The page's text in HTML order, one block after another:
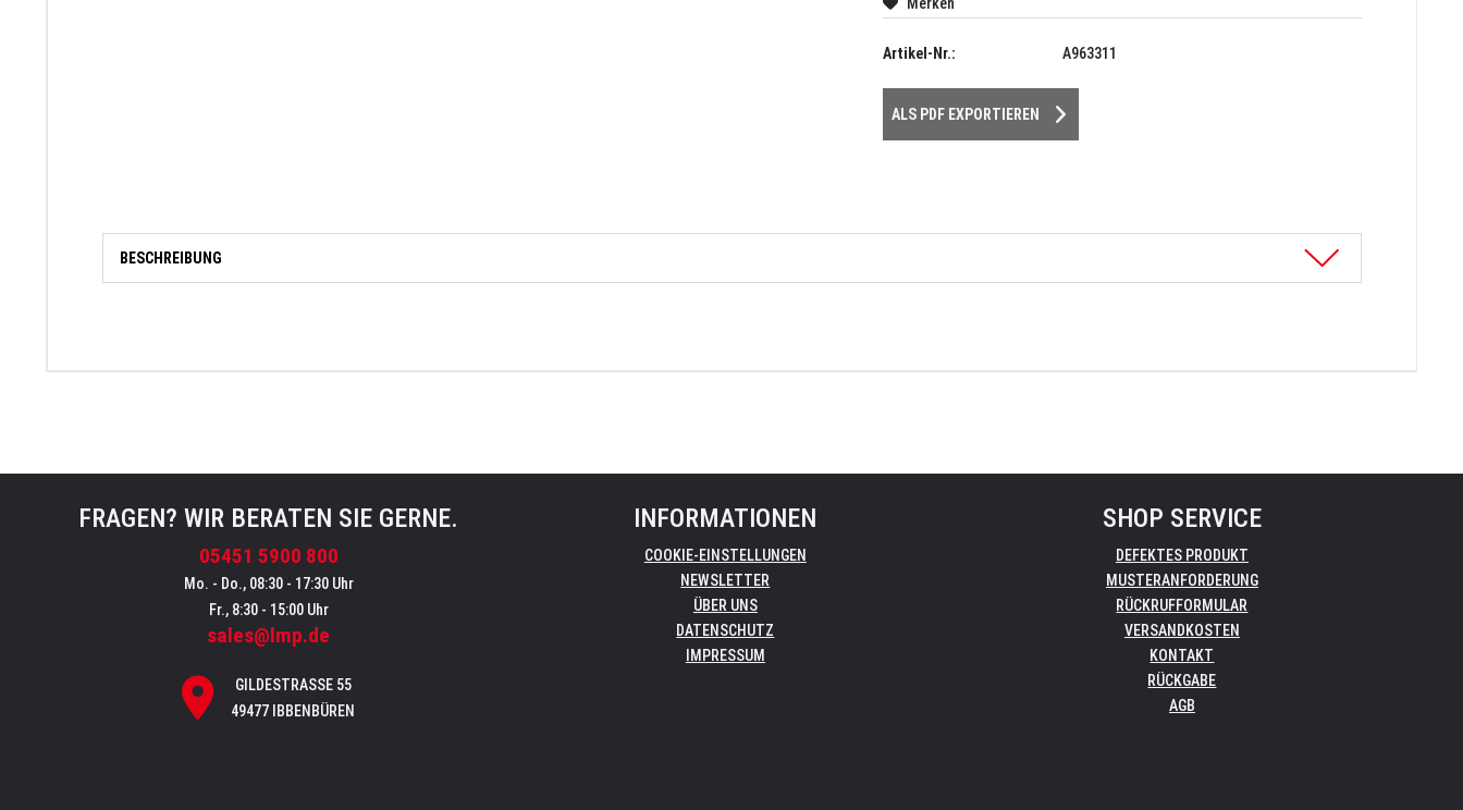
Merken
Artikel-Nr.: A963311
ALS PDF EXPORTIEREN
BESCHREIBUNG
FRAGEN? WIR BERATEN SIE GERNE.
05451 5900 800
Mo. - Do., 08:30 - 17:30 Uhr
Fr., 8:30 - 15:00 Uhr
sales@lmp.de
GILDESTRASSE 55
49477 IBBENBÜREN
INFORMATIONEN
COOKIE-EINSTELLUNGEN
NEWSLETTER
ÜBER UNS
DATENSCHUTZ
IMPRESSUM
SHOP SERVICE
DEFEKTES PRODUKT
MUSTERANFORDERUNG
RÜCKRUFFORMULAR
VERSANDKOSTEN
KONTAKT
RÜCKGABE
AGB